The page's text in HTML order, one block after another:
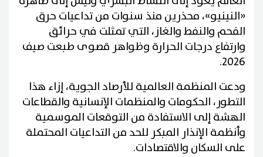
«النينيو»، محذرين منذ سنوات من تداعيات حرق
الفحم والنفط والغاز، التي تمثلت في حرائق
وارتفاع درجات الحرارة وظواهر قصوى طبعت صيف
2026.
ودعت المنظمة العالمية للأرصاد الجوية، إزاء هذا
التطور، الحكومات والمنظمات الإنسانية والقطاعات
الهشة إلى الاستفادة من التوقعات الموسمية
وأنظمة الإنذار المبكر للحد من التداعيات المحتملة
على السكان والاقتصادات.